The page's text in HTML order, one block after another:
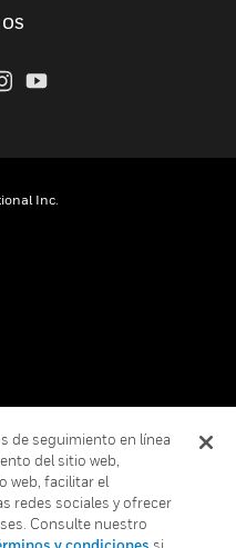
Inc.
de seguimiento en línea
del sitio web,
web, facilitar el
redes sociales y ofrecer
Consulte nuestro